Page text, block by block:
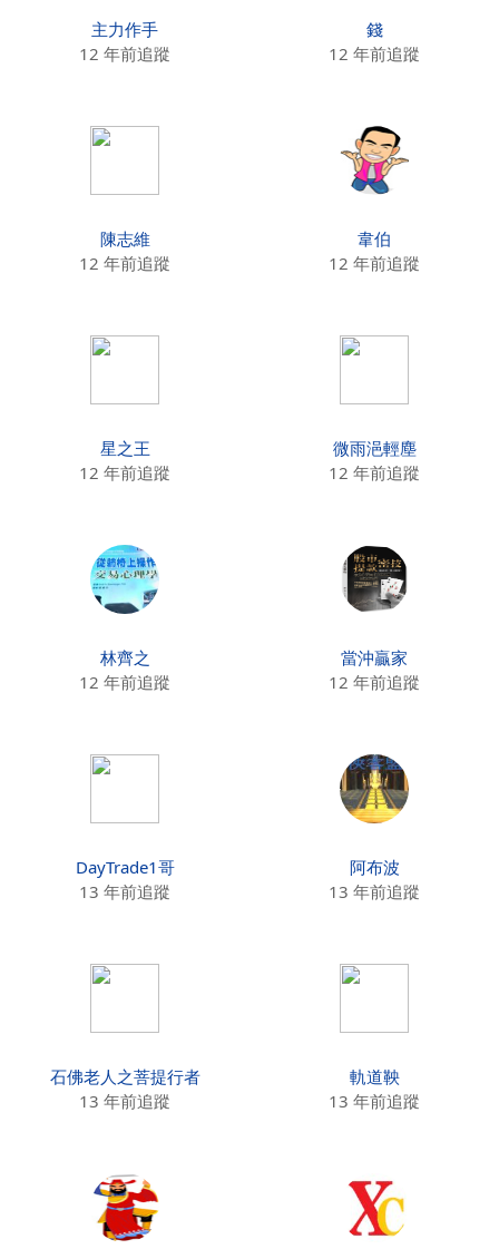
主力作手
12 年前追蹤
錢
12 年前追蹤
陳志維
12 年前追蹤
韋伯
12 年前追蹤
星之王
12 年前追蹤
微雨浥輕塵
12 年前追蹤
林齊之
12 年前追蹤
當沖贏家
12 年前追蹤
DayTrade1哥
13 年前追蹤
阿布波
13 年前追蹤
石佛老人之菩提行者
13 年前追蹤
軌道鞅
13 年前追蹤